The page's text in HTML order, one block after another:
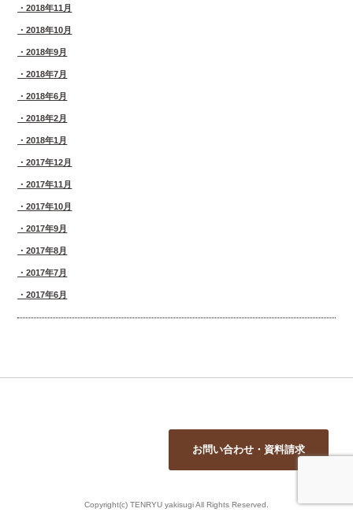
2018年11月
2018年10月
2018年9月
2018年7月
2018年6月
2018年2月
2018年1月
2017年12月
2017年11月
2017年10月
2017年9月
2017年8月
2017年7月
2017年6月
お問い合わせ・資料請求
Copyright(c) TENRYU yakisugi All Rights Reserved.